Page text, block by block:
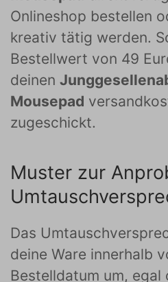
Onlineshop bestellen
kreativ tätig werden.
Bestellwert von 49
deinen
Mousepad
zugeschickt.
Muster zur
Das
deine Ware innerhalb
Bestelldatum um,